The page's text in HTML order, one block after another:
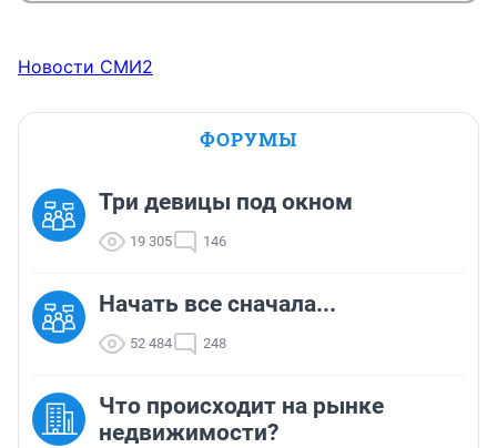
Новости СМИ2
ФОРУМЫ
Три девицы под окном
19 305 146
Начать все сначала...
52 484 248
Что происходит на рынке
недвижимости?